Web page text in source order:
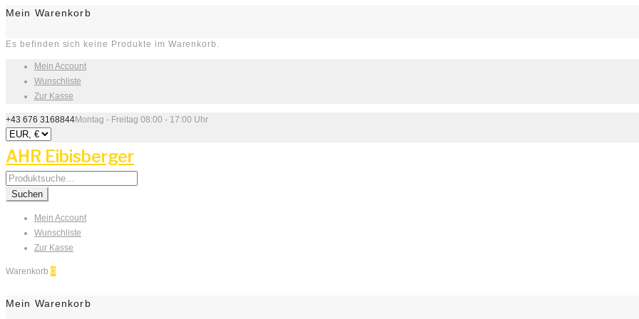
Mein Warenkorb
Es befinden sich keine Produkte im Warenkorb.
Mein Account
Wunschliste
Zur Kasse
+43 676 3168844Montag - Freitag 08:00 - 17:00 Uhr
AHR Eibisberger
Search
for:
Suchen
Mein Account
Wunschliste
Zur Kasse
Warenkorb 0
Mein Warenkorb